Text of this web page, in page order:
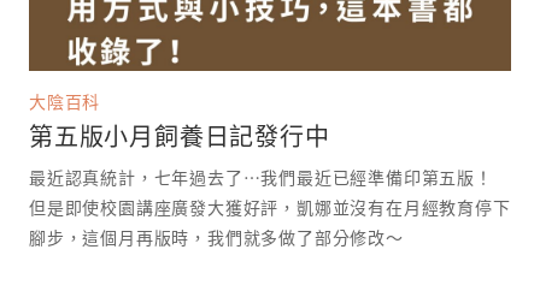
大陰百科
第五版小月飼養日記發行中
最近認真統計，七年過去了⋯我們最近已經準備印第五版！
但是即使校園講座廣發大獲好評，凱娜並沒有在月經教育停下
腳步，這個月再版時，我們就多做了部分修改～